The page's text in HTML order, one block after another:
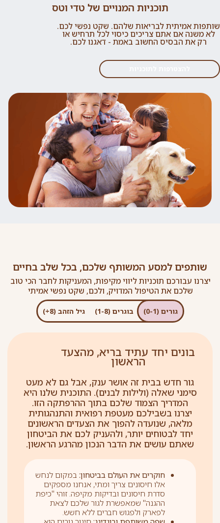
תוכניות המנויים של טדי וטס
שותפות אמיתית לבריאות שלהם. שקט נפשי לכם.
לא משנה אם אתם צריכים כיסוי לכל תרחיש או
רק את הבסיס החשוב באמת - דאגנו לכם.
שותפים למסע המשותף שלכם, בכל שלב בחיים
יצרנו עבורכם תוכניות ליווי מקיפות, המעניקות לחבר הכי טוב
שלכם את הטיפול המדויק, ולכם, שקט נפשי אמיתי
גורים (0-1) בוגרים (1-8) גיל הזהב (8+)
בונים יחד עתיד בריא, מהצעד
הראשון
גור חדש בבית זה אושר ענק, אבל גם לא מעט
סימני שאלה (ולילות לבנים). התוכנית שלנו היא
המדריך הצמוד שלכם בתוך ההרפתקה הזו.
יצרנו בשבילכם מעטפת רפואית והתנהגותית
מלאה, שנועדה להפוך את הצעדים הראשונים
יחד לבטוחים יותר, ולהעניק לכם את הביטחון
שאתם עושים את הדבר הנכון מהרגע הראשון.
חוקרים את העולם בביטחון: במקום לנחש
אלו חיסונים צריך ומתי, אנחנו מספקים
סדרת חיסונים ובדיקות מקיפה. זוהי "כיפת
ההגנה" שמאפשרת לגור שלכם לצאת
לפארק ולפגוש חברים ללא חשש.